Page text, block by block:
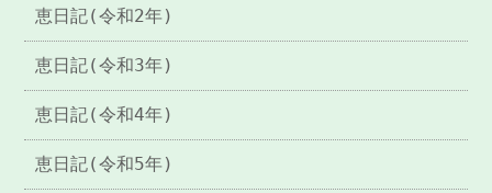
恵日記(令和2年)
恵日記(令和3年)
恵日記(令和4年)
恵日記(令和5年)